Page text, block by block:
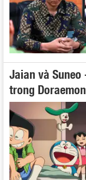
Jaian và
trong Doraemon